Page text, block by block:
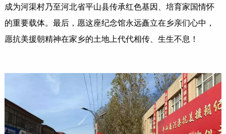
成为河渠村乃至河北省平山县传承红色基因、培育家国情怀
的重要载体。最后，愿这座纪念馆永远矗立在乡亲们心中，
愿抗美援朝精神在家乡的土地上代代相传、生生不息！